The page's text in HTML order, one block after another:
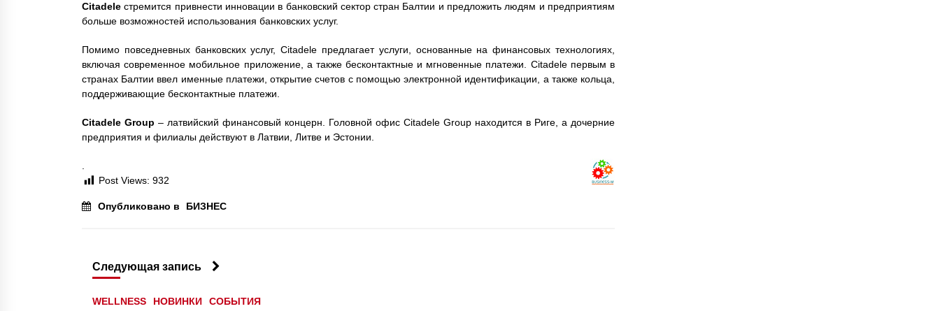
Citadele стремится привнести инновации в банковский сектор стран Балтии и предложить людям и предприятиям
больше возможностей использования банковских услуг.
Помимо повседневных банковских услуг, Citadele предлагает услуги, основанные на финансовых технологиях,
включая современное мобильное приложение, а также бесконтактные и мгновенные платежи. Citadele первым в
странах Балтии ввел именные платежи, открытие счетов с помощью электронной идентификации, а также кольца,
поддерживающие бесконтактные платежи.
Citadele Group – латвийский финансовый концерн. Головной офис Citadele Group находится в Риге, а дочерние
предприятия и филиалы действуют в Латвии, Литве и Эстонии.
.
Post Views: 932
Опубликовано в БИЗНЕС
Следующая запись
WELLNESS НОВИНКИ СОБЫТИЯ